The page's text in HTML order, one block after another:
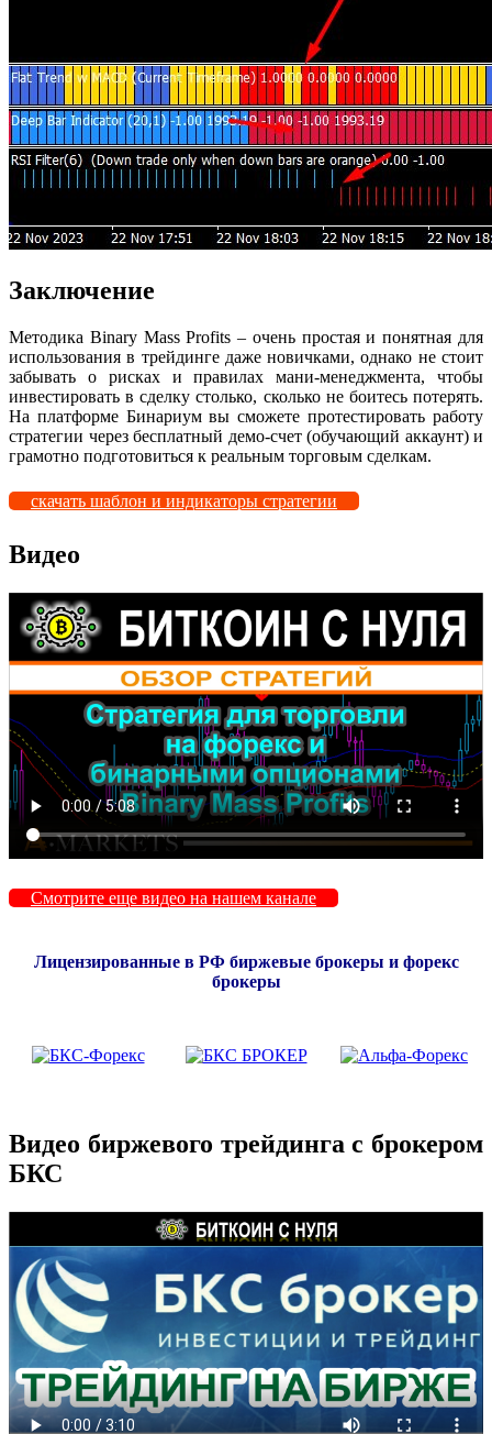
Заключение
Методика Binary Mass Profits – очень простая и понятная для
использования в трейдинге даже новичками, однако не стоит
забывать о рисках и правилах мани-менеджмента, чтобы
инвестировать в сделку столько, сколько не боитесь потерять.
На платформе Бинариум вы сможете протестировать работу
стратегии через бесплатный демо-счет (обучающий аккаунт) и
грамотно подготовиться к реальным торговым сделкам.
скачать шаблон и индикаторы стратегии
Видео
Смотрите еще видео на нашем канале
Лицензированные в РФ биржевые брокеры и форекс
брокеры
Видео биржевого трейдинга с брокером
БКС